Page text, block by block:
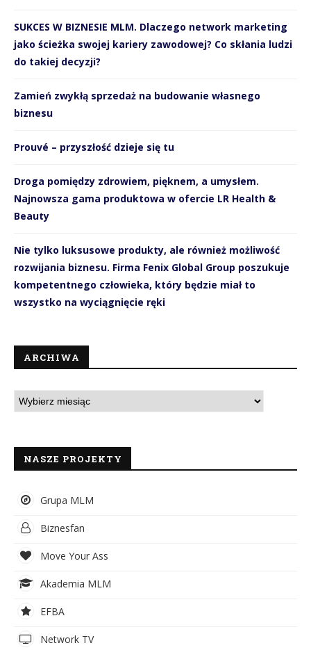
SUKCES W BIZNESIE MLM. Dlaczego network marketing
jako ścieżka swojej kariery zawodowej? Co skłania ludzi
do takiej decyzji?
Zamień zwykłą sprzedaż na budowanie własnego
biznesu
Prouvé – przyszłość dzieje się tu
Droga pomiędzy zdrowiem, pięknem, a umysłem.
Najnowsza gama produktowa w ofercie LR Health &
Beauty
Nie tylko luksusowe produkty, ale również możliwość
rozwijania biznesu. Firma Fenix Global Group poszukuje
kompetentnego człowieka, który będzie miał to
wszystko na wyciągnięcie ręki
ARCHIWA
NASZE PROJEKTY
Grupa MLM
Biznesfan
Move Your Ass
Akademia MLM
EFBA
Network TV